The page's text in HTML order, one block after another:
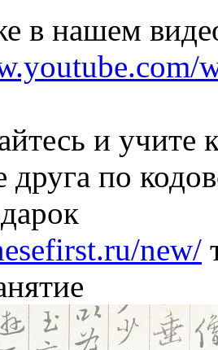
в нашем
и учите
друга по
new/